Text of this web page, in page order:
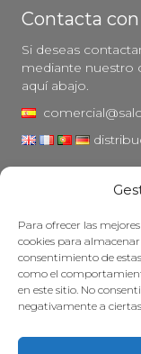
Para ofrecer las
cookies para
consentimiento de
como el
en este sitio. No
negativamente a
Contacta
Si deseas
mediante nuestro
aquí abajo.
Aviso legal
Política de
Política de cookies
Mantener su mueble
Subvenciones